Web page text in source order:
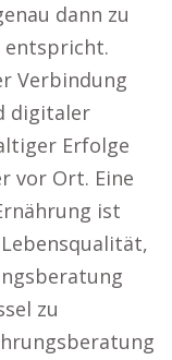
dann zu
entspricht.
Verbindung
digitaler
Erfolge
vor Ort. Eine
ist
zu